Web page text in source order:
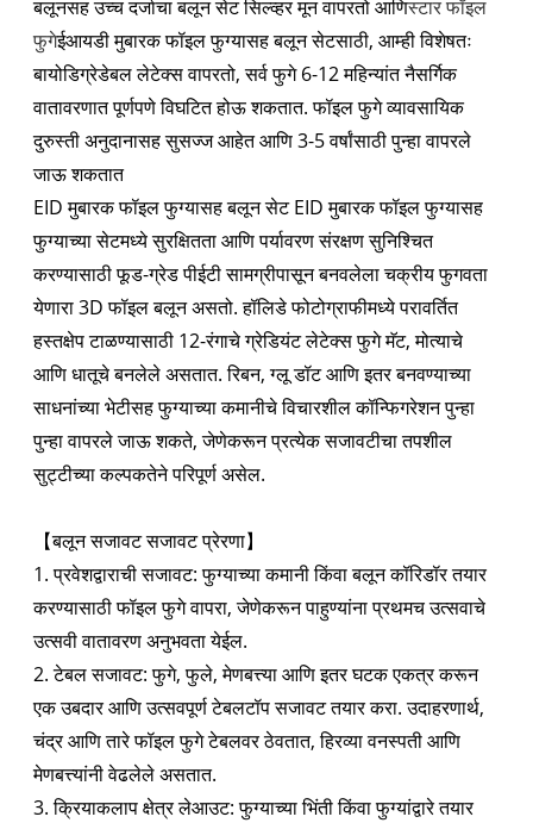
बलूनसह उच्च दर्जाचा बलून सेट सिल्व्हर मून वापरतो आणिस्टार फॉइल
फुगेईआयडी मुबारक फॉइल फुग्यासह बलून सेटसाठी, आम्ही विशेषतः
बायोडिग्रेडेबल लेटेक्स वापरतो, सर्व फुगे 6-12 महिन्यांत नैसर्गिक
वातावरणात पूर्णपणे विघटित होऊ शकतात. फॉइल फुगे व्यावसायिक
दुरुस्ती अनुदानासह सुसज्ज आहेत आणि 3-5 वर्षांसाठी पुन्हा वापरले
जाऊ शकतात
EID मुबारक फॉइल फुग्यासह बलून सेट EID मुबारक फॉइल फुग्यासह
फुग्याच्या सेटमध्ये सुरक्षितता आणि पर्यावरण संरक्षण सुनिश्चित
करण्यासाठी फूड-ग्रेड पीईटी सामग्रीपासून बनवलेला चक्रीय फुगवता
येणारा 3D फॉइल बलून असतो. हॉलिडे फोटोग्राफीमध्ये परावर्तित
हस्तक्षेप टाळण्यासाठी 12-रंगाचे ग्रेडियंट लेटेक्स फुगे मॅट, मोत्याचे
आणि धातूचे बनलेले असतात. रिबन, ग्लू डॉट आणि इतर बनवण्याच्या
साधनांच्या भेटीसह फुग्याच्या कमानीचे विचारशील कॉन्फिगरेशन पुन्हा
पुन्हा वापरले जाऊ शकते, जेणेकरून प्रत्येक सजावटीचा तपशील
सुट्टीच्या कल्पकतेने परिपूर्ण असेल.
【बलून सजावट सजावट प्रेरणा】
1. प्रवेशद्वाराची सजावट: फुग्याच्या कमानी किंवा बलून कॉरिडॉर तयार
करण्यासाठी फॉइल फुगे वापरा, जेणेकरून पाहुण्यांना प्रथमच उत्सवाचे
उत्सवी वातावरण अनुभवता येईल.
2. टेबल सजावट: फुगे, फुले, मेणबत्त्या आणि इतर घटक एकत्र करून
एक उबदार आणि उत्सवपूर्ण टेबलटॉप सजावट तयार करा. उदाहरणार्थ,
चंद्र आणि तारे फॉइल फुगे टेबलवर ठेवतात, हिरव्या वनस्पती आणि
मेणबत्त्यांनी वेढलेले असतात.
3. क्रियाकलाप क्षेत्र लेआउट: फुग्याच्या भिंती किंवा फुग्यांद्वारे तयार